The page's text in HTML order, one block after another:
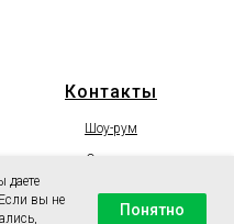
даете
Если вы не
Понятно
Контакты
Шоу-рум
Отзывы
О компании